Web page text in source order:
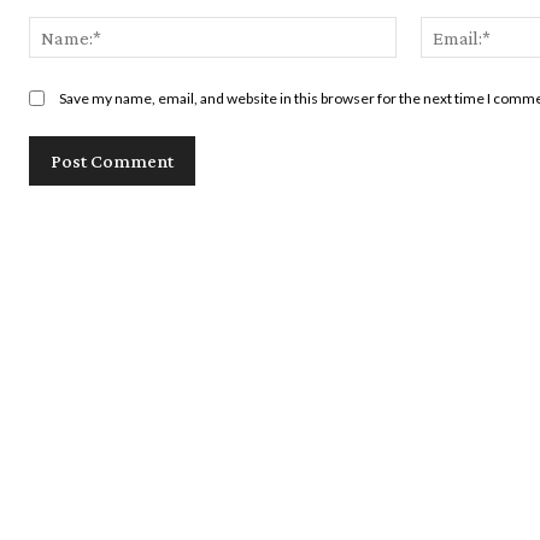
Save my name, email, and website in this browser for the next time I